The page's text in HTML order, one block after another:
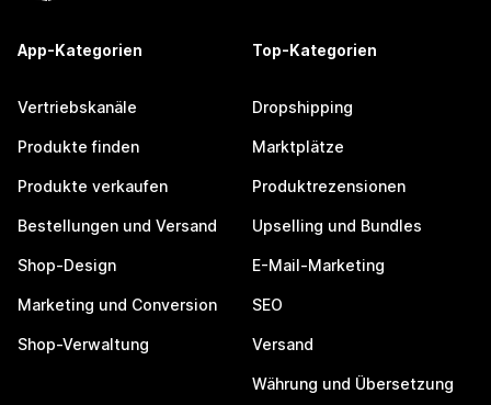
App-Kategorien
Vertriebskanäle
Produkte finden
Produkte verkaufen
Bestellungen und Versand
Shop-Design
Marketing und Conversion
Shop-Verwaltung
Top-Kategorien
Dropshipping
Marktplätze
Produktrezensionen
Upselling und Bundles
E-Mail-Marketing
SEO
Versand
Währung und Übersetzung